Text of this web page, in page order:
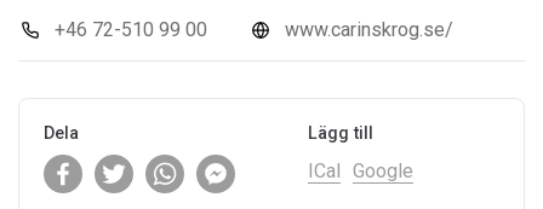
+46 72-510 99 00
www.carinskrog.se/
Dela Lägg till
ICal Google